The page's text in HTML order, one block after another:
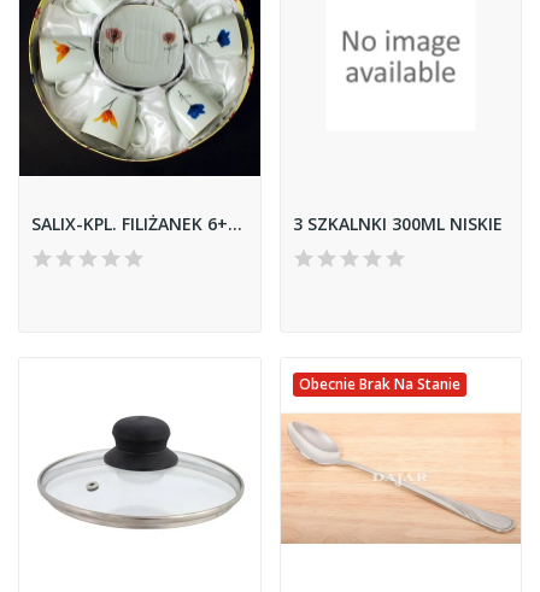
SALIX-KPL. FILIŻANEK 6+6 *COREANO* SERIA B 3 SZKALNKI 300ML NISKIE
Obecnie Brak Na Stanie